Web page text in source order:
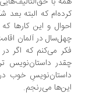
که البته بعد
و این کارها که
در آلمان اقامت
می‌کنم که اگر در
داستان‌نویس تربیت
خوب در
می‌رنجم.